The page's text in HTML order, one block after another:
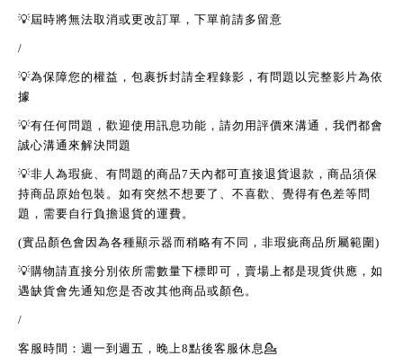
💡屆時將無法取消或更改訂單，下單前請多留意
/
💡為保障您的權益，包裹拆封請全程錄影，有問題以完整影片為依
據
💡有任何問題，歡迎使用訊息功能，請勿用評價來溝通，我們都會
誠心溝通來解決問題
💡非人為瑕疵、有問題的商品7 天內都可直接退貨退款，商品須保
持商品原始包裝。如有突然不想要了、不喜歡、覺得有色差等問
題，需要自行負擔退貨的運費。
(實品顏色會因為各種顯示器而稍略有不同，非瑕疵商品所屬範圍 )
💡購物請直接分別依所需數量下標即可，賣場上都是現貨供應，如
遇缺貨會先通知您是否改其他商品或顏色。
/
客服時間：週一到週五，晚上8點後客服休息 💁